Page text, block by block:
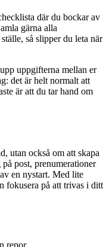
där du bockar av
gärna alla
så slipper du leta när
uppgifterna mellan er
det är helt normalt att
är att du tar hand om
utan också om att skapa
post, prenumerationer
en nystart. Med lite
fokusera på att trivas i ditt
repor